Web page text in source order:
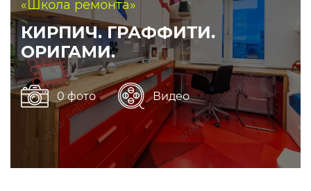
«Школа ремонта»
КИРПИЧ. ГРАФФИТИ.
ОРИГАМИ.
0 фото Видео